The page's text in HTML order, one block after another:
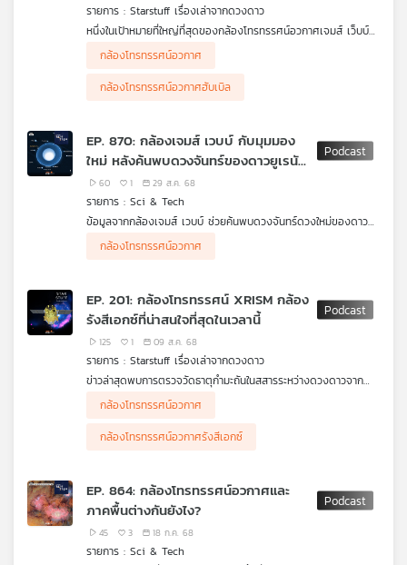
บทความ
เกี่ยว
ไทย
รายการ : Starstuff เรื่องเล่าจากดวงดาว
หนึ่งในเป้าหมายที่ใหญ่ที่สุดของกล้องโทรทรรศน์อวกาศเจมส์ เว็บบ์
คือการมองเข้าไปในอดีตที่ไกลกว่าที่กล้องโทรทรรศน์อวกาศฮับเบิล
เคยทำได้ งานวิจัยด้านจักรวาลวิทยาได้ทำการศึกษาผลจากการมอง
ลึกเข้าไปในอดีตที่แสนยาวนานกว่าหมื่นล้านปี เพื่อทำความเข้าใจ
วิวัฒนาการของเอกภพว่าในช่วงพันล้านปีแรกของเอกภพหลังก่อน
เคยเกิดขึ้นในช่วงเวลานั้นจากการส่องมองเข้าไปของกล้องเจมส์ เว็บ
บ์
กล้องโทรทรรศน์อวกาศ
กล้องโทรทรรศน์อวกาศฮับเบิล
EP. 870: กล้องเจมส์ เวบบ์ กับมุมมอง
ใหม่ หลังค้นพบดวงจันทร์ของดาวยูเรนัส
เพิ่ม
60 1 29 ส.ค. 68
รายการ : Sci & Tech
ข้อมูลจากกล้องเจมส์ เวบบ์ ช่วยค้นพบดวงจันทร์ดวงใหม่ของดาว
ยูเรนัส แม้จะมีขนาดที่เล็กมาก แต่ประสิทธิภาพของกล้องโทรทรรศน์
อวกาศตัวนี้ช่วยให้เราเปิดมุมมองใหม่ที่ไม่เคยเห็นมาก่อนในระบบสุริยะ
กลับมาให้เราอีกมหาศาล
กล้องโทรทรรศน์อวกาศ
EP. 201: กล้องโทรทรรศน์ XRISM กล้อง
รังสีเอกซ์ที่น่าสนใจที่สุดในเวลานี้
125 1 09 ส.ค. 68
รายการ : Starstuff เรื่องเล่าจากดวงดาว
ข่าวล่าสุดพบการตรวจวัดธาตุกำมะถันในสสารระหว่างดวงดาวจาก
กล้องโทรทรรศน์อวกาศ XRISM
Starstuff เรื่องเล่าจากดวงดาว ตอนนี้ชวนไปสำรวจความน่าสนใจ
ของกล้องโทรทรรศน์อวกาศ XRISM ว่ากล้องโทรทรรศน์อวกาศรังสี
เอกซ์จากญี่ปุ่นตัวนี้มีความน่าสนใจอย่างไร แล้วรังสีในย่าน Soft Xray
มันน่าสนใจอย่างไร
กล้องโทรทรรศน์อวกาศ
กล้องโทรทรรศน์อวกาศรังสีเอกซ์
EP. 864: กล้องโทรทรรศน์อวกาศและ
ภาคพื้นต่างกันยังไง?
45 3 18 ก.ค. 68
รายการ : Sci & Tech